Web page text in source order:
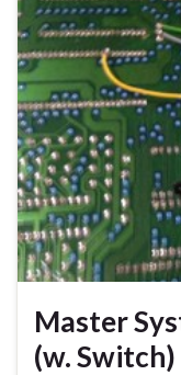
Master
(w. Switch)